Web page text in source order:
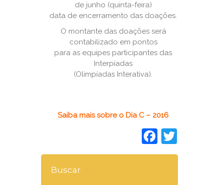
de junho (quinta-feira)
data de encerramento das doações.
O montante das doações será
contabilizado em pontos
para as equipes participantes das
Interpíadas
(Olimpíadas Interativa).
Saiba mais sobre o Dia C – 2016
Buscar